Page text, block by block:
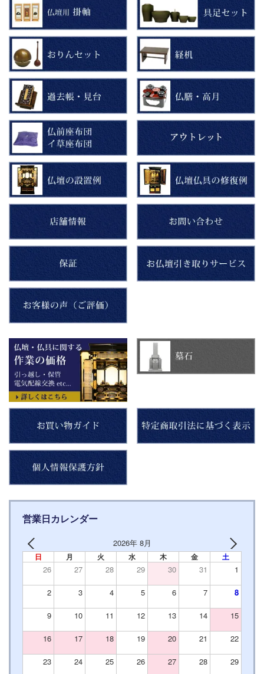
営業日カレンダー
2026年 8月
日 月 火 水 木 金 土
26 27 28 29 30 31 1
2 3 4 5 6 7 8
9 10 11 12 13 14 15
16 17 18 19 20 21 22
23 24 25 26 27 28 29